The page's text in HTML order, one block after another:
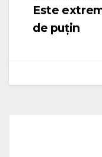
Este
de puțin